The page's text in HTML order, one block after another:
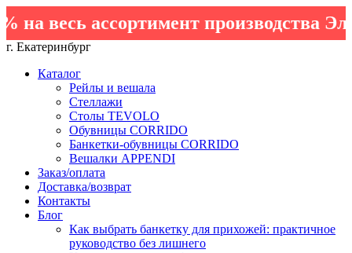
весь ассортимент производства
г. Екатеринбург
Каталог
Рейлы и вешала
Стеллажи
Столы TEVOLO
Обувницы CORRIDO
Банкетки-обувницы CORRIDO
Вешалки APPENDI
Заказ/оплата
Доставка/возврат
Контакты
Блог
Как выбрать банкетку для прихожей: практичное
руководство без лишнего